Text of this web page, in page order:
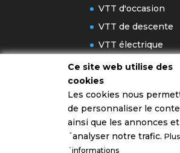
VTT d'occasion
VTT de descente
VTT électrique
VTT enduro
VTT Junior
Ce site web utilise des
cookies
Les cookies nous
de personnaliser le
ainsi que les annonces
´analyser notre trafic.
´informations